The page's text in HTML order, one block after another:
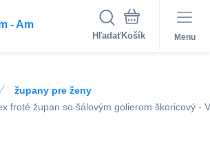
- Am
Hľadať Menu
župany pre ženy
froté župan so šálovým golierom škoricový -